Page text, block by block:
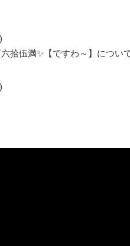
拾伍満✨【ですわ～】につい